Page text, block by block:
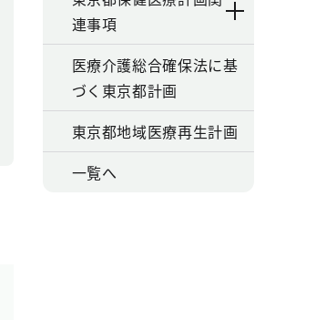
連事項
医療介護総合確保法に基
づく東京都計画
東京都地域医療再生計画
一覧へ